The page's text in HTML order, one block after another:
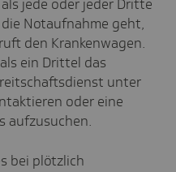
jede oder jeder Dritte
Notaufnahme geht,
den Krankenwagen.
ein Drittel das
unter
oder eine
aufzusuchen.
bei plötzlich